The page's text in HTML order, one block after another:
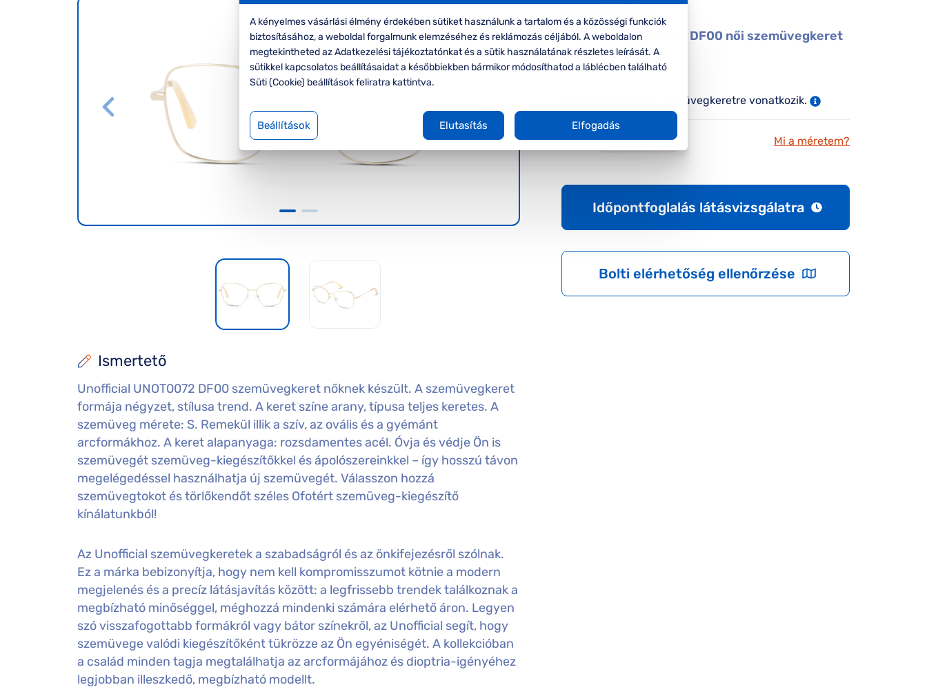
Ismertető
Unofficial UNOT0072 DF00 szemüvegkeret nőknek készült. A szemüvegkeret
formája négyzet, stílusa trend. A keret színe arany, típusa teljes keretes. A
szemüveg mérete: S. Remekül illik a szív, az ovális és a gyémánt
arcformákhoz. A keret alapanyaga: rozsdamentes acél. Óvja és védje Ön is
szemüvegét szemüveg-kiegészítőkkel és ápolószereinkkel – így hosszú távon
megelégedéssel használhatja új szemüvegét. Válasszon hozzá
szemüvegtokot és törlőkendőt széles Ofotért szemüveg-kiegészítő
kínálatunkból!
Az Unofficial szemüvegkeretek a szabadságról és az önkifejezésről szólnak.
Ez a márka bebizonyítja, hogy nem kell kompromisszumot kötnie a modern
megjelenés és a precíz látásjavítás között: a legfrissebb trendek találkoznak a
megbízható minőséggel, méghozzá mindenki számára elérhető áron. Legyen
szó visszafogottabb formákról vagy bátor színekről, az Unofficial segít, hogy
szemüvege valódi kiegészítőként tükrözze az Ön egyéniségét. A kollekcióban
a család minden tagja megtalálhatja az arcformájához és dioptria-igényéhez
legjobban illeszkedő, megbízható modellt.
Unofficial
Unofficial UNOT0072 DF00 női szemüvegkeret
Ár: 27.000 Ft
A feltűntetett ár a szemüvegkeretre vonatkozik.
Méret: S 49/16/135 Mi a méretem?
Időpontfoglalás látásvizsgálatra
Bolti elérhetőség ellenőrzése
A kényelmes vásárlási élmény érdekében sütiket használunk a tartalom és a közösségi funkciók
biztosításához, a weboldal forgalmunk elemzéséhez és reklámozás céljából. A weboldalon
megtekintheted az Adatkezelési tájékoztatónkat és a sütik használatának részletes leírását. A
sütikkel kapcsolatos beállításaidat a későbbiekben bármikor módosíthatod a láblécben található
Süti (Cookie) beállítások feliratra kattintva.
Beállítások Elutasítás Elfogadás